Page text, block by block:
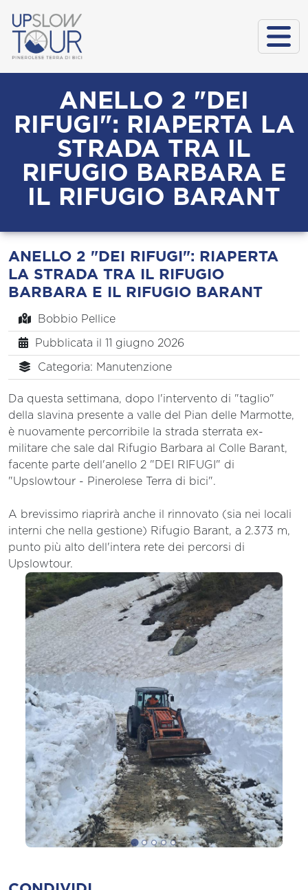
ANELLO 2 "DEI
RIFUGI": RIAPERTA LA
STRADA TRA IL
RIFUGIO BARBARA E
IL RIFUGIO BARANT
ANELLO 2 "DEI RIFUGI": RIAPERTA
LA STRADA TRA IL RIFUGIO
BARBARA E IL RIFUGIO BARANT
Bobbio Pellice
Pubblicata il 11 giugno 2026
Categoria: Manutenzione
Da questa settimana, dopo l'intervento di "taglio"
della slavina presente a valle del Pian delle Marmotte,
è nuovamente percorribile la strada sterrata ex-
militare che sale dal Rifugio Barbara al Colle Barant,
facente parte dell'anello 2 "DEI RIFUGI" di
"Upslowtour - Pinerolese Terra di bici".
A brevissimo riaprirà anche il rinnovato (sia nei locali
interni che nella gestione) Rifugio Barant, a 2.373 m,
punto più alto dell'intera rete dei percorsi di
Upslowtour.